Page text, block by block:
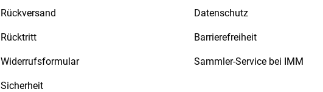
Rückversand
Rücktritt
Widerrufsformular
Sicherheit
Datenschutz
Barrierefreiheit
Sammler-Service bei IMM